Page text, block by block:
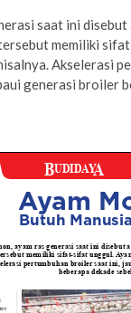
saat ini disebut
memiliki
Akselerasi
generasi broiler